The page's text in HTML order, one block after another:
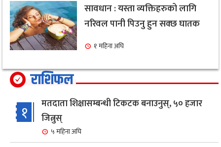
सावधान : यस्ता व्यक्तिहरुको लागि
नरिवल पानी पिउनु हुन सक्छ घातक
१ महिना अघि
राशिफल
१
मतदाता शिक्षासम्बन्धी टिकटक बनाउनुस्, ५० हजार
जित्नुस्
५ महिना अघि